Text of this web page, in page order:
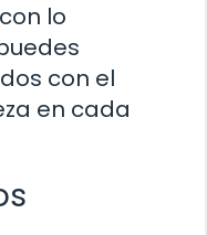
lo
con el
en cada